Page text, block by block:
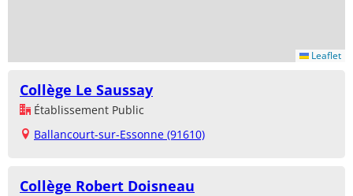
Leaflet
Collège Le Saussay
Établissement Public
Ballancourt-sur-Essonne (91610)
Collège Robert Doisneau